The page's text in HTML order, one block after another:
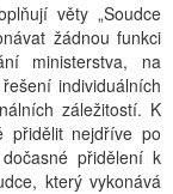
věty „Soudce
žádnou funkci
ministerstva, na
individuálních
záležitostí. K
přidělit nejdříve po
přidělení k
který vykonává